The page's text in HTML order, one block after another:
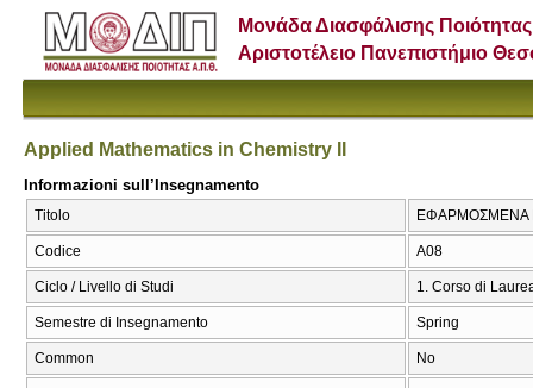
Μονάδα Διασφάλισης Ποιότητας
Αριστοτέλειο Πανεπιστήμιο
Applied Mathematics in Chemistry II
Informazioni sull’Insegnamento
Titolo ΕΦΑΡΜΟΣΜΕΝΑ
Codice Α08
Ciclo / Livello di Studi 1. Corso di
Semestre di Insegnamento Spring
Common No